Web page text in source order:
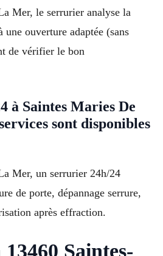
Mer, le serrurier analyse la
une ouverture adaptée (sans
de vérifier le bon
à Saintes Maries De
sont disponibles
Mer, un serrurier 24h/24
de porte, dépannage serrure,
après effraction.
Saintes-